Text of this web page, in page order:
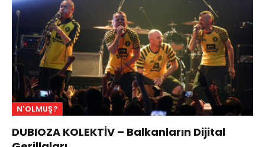
N'OLMUŞ?
DUBIOZA KOLEKTİV – Balkanların Dijital